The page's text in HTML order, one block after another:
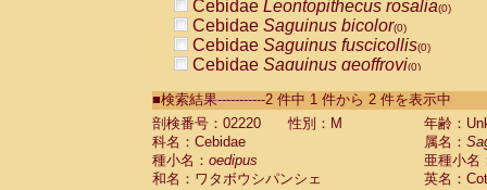
Cebidae Leontopithecus rosalia(0)
Cebidae Saguinus bicolor(0)
Cebidae Saguinus fuscicollis(0)
Cebidae Saguinus geoffroyi(0)
CebidaeSaguinus labiatus(0)
Cebidae Saguinus leucopus (0)
Cebidae
Cebidae
CebidaeSaguinus nigricollis (1)
■検索結果-----------2 件中 1 件から 2 件を表示中
剖検番号：02220
性別：M
年齢：
科名：Cebidae
属名：
種小名： oedipus
亜種小名
和名：ワタボウシパンシェ
英名：